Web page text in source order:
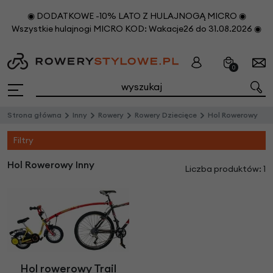
◉ DODATKOWE -10% LATO Z HULAJNOGĄ MICRO ◉
Wszystkie hulajnogi MICRO KOD: Wakacje26 do 31.08.2026 ◉
0
Strona główna Inny Rowery Rowery Dziecięce Hol Rowerowy
Filtry
Hol Rowerowy Inny Liczba produktów: 1
Hol rowerowy Trail